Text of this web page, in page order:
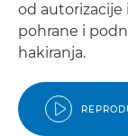
od
pohrane i
hakiranja.